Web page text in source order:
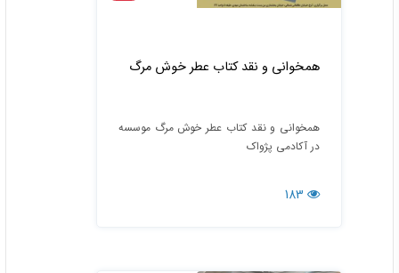
همخوانی و نقد کتاب عطر خوش مرگ
همخوانی و نقد کتاب عطر خوش مرگ موسسه
در آکادمی پژواک